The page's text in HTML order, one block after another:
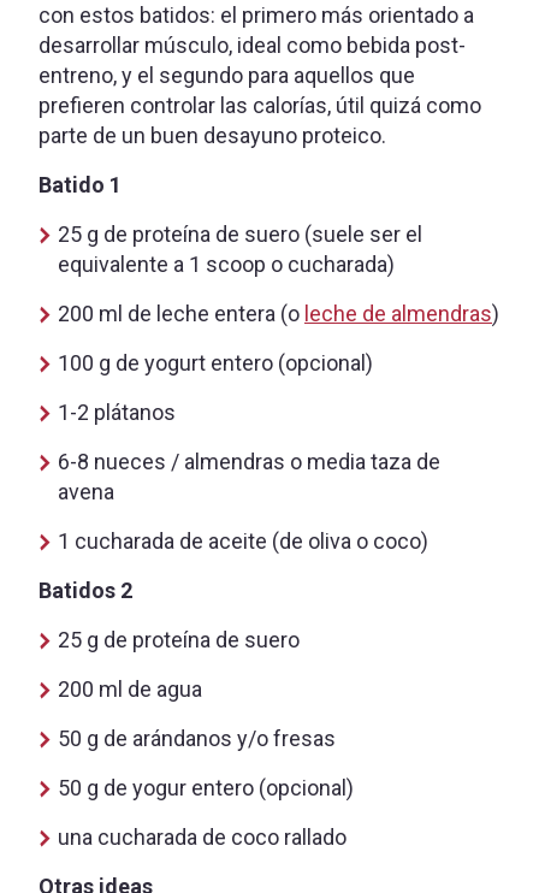
con estos batidos: el primero más orientado a
desarrollar músculo, ideal como bebida post-
entreno, y el segundo para aquellos que
prefieren controlar las calorías, útil quizá como
parte de un buen desayuno proteico.
Batido 1
25 g de proteína de suero (suele ser el
equivalente a 1 scoop o cucharada)
200 ml de leche entera (o leche de almendras)
100 g de yogurt entero (opcional)
1-2 plátanos
6-8 nueces / almendras o media taza de
avena
1 cucharada de aceite (de oliva o coco)
Batidos 2
25 g de proteína de suero
200 ml de agua
50 g de arándanos y/o fresas
50 g de yogur entero (opcional)
una cucharada de coco rallado
Otras ideas